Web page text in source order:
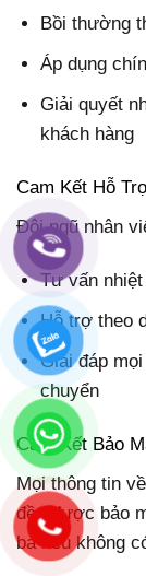
Bồi thường
Áp dụng
Giải quyết
khách hàng
Cam Kết Hỗ
Đội ngũ nhân
Tư vấn
Hỗ trợ theo
Giải đáp
chuyển
Cam Kết Bảo
Mọi thông tin
đều được bảo
ba nếu không